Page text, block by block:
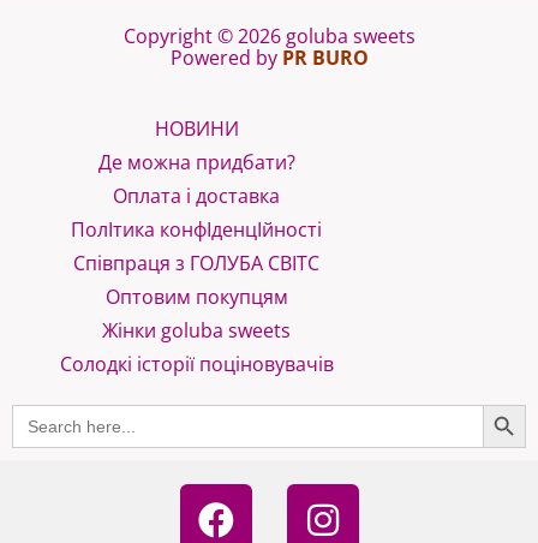
Copyright © 2026 goluba sweets
Powered by PR BURO
НОВИНИ
Де можна придбати?
Оплата і доставка
ПолІтика конфІденцІйності
Співпраця з ГОЛУБА СВІТС
Оптовим покупцям
Жінки goluba sweets
Солодкі історії поціновувачів
Search
for:
SEARCH
F I